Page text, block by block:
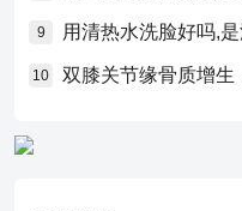
9 用清热水洗脸好吗,
10 双膝关节缘骨质增生